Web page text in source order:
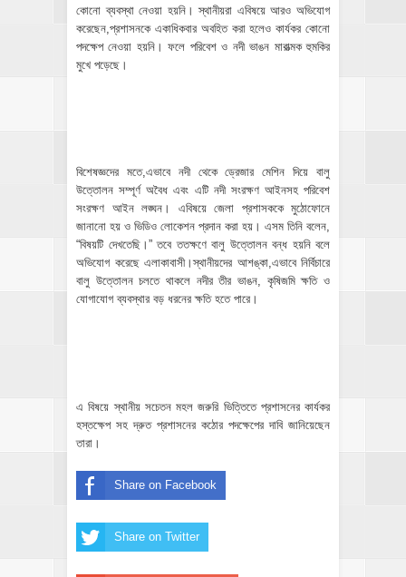
কোনো ব্যবস্থা নেওয়া হয়নি। স্থানীয়রা এবিষয়ে আরও অভিযোগ
করেছেন,প্রশাসনকে একাধিকবার অবহিত করা হলেও কার্যকর কোনো
পদক্ষেপ নেওয়া হয়নি। ফলে পরিবেশ ও নদী ভাঙন মারাত্মক হুমকির
মুখে পড়েছে।
বিশেষজ্ঞদের মতে,এভাবে নদী থেকে ড্রেজার মেশিন দিয়ে বালু
উত্তোলন সম্পূর্ণ অবৈধ এবং এটি নদী সংরক্ষণ আইনসহ পরিবেশ
সংরক্ষণ আইন লঙ্ঘন। এবিষয়ে জেলা প্রশাসককে মুঠোফোনে
জানানো হয় ও ভিডিও লোকেশন প্রদান করা হয়। এসম তিনি বলেন,
“বিষয়টি দেখতেছি।” তবে ততক্ষণে বালু উত্তোলন বন্ধ হয়নি বলে
অভিযোগ করেছে এলাকাবাসী।স্থানীয়দের আশঙ্কা,এভাবে নির্বিচারে
বালু উত্তোলন চলতে থাকলে নদীর তীর ভাঙন, কৃষিজমি ক্ষতি ও
যোগাযোগ ব্যবস্থার বড় ধরনের ক্ষতি হতে পারে।
এ বিষয়ে স্থানীয় সচেতন মহল জরুরি ভিত্তিতে প্রশাসনের কার্যকর
হস্তক্ষেপ সহ দ্রুত প্রশাসনের কঠোর পদক্ষেপের দাবি জানিয়েছেন
তারা।
Share on Facebook
Share on Twitter